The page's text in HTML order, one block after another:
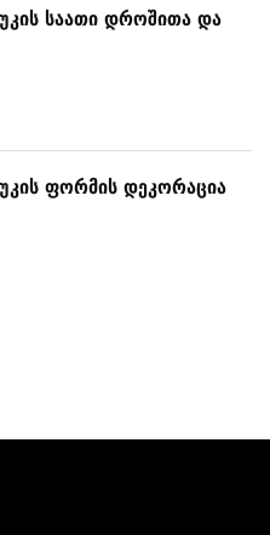
საათი დროშითა და
ფორმის დეკორაცია